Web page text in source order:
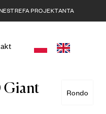
STREFA PROJEKTANTA
Rondo
Giant